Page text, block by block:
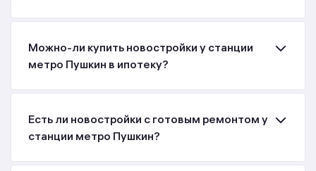
Можно-ли купить новостройки у станции
метро Пушкин в ипотеку?
Есть ли новостройки с готовым ремонтом у
станции метро Пушкин?